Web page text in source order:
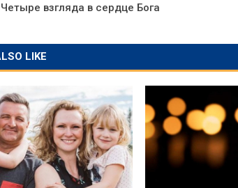
взгляда в сердце Бога
LIKE